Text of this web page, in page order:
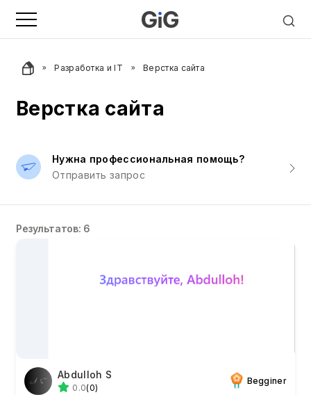
Разработка и IT Верстка сайта
Верстка сайта
Нужна профессиональная помощь?
Отправить запрос
Результатов: 6
Abdulloh S
0.0(0)
Begginer